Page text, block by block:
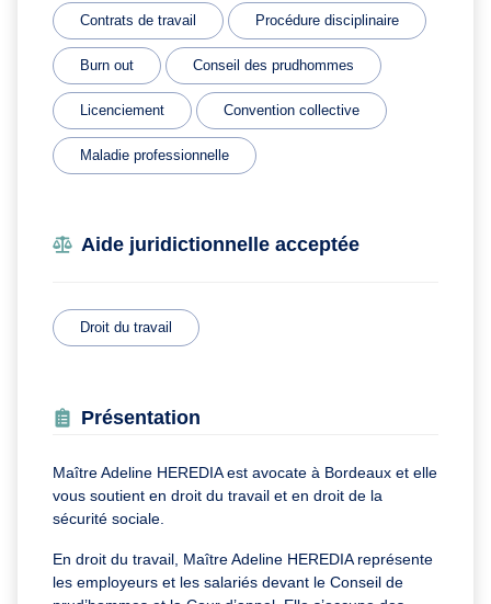
Contrats de travail Procédure disciplinaire
Burn out Conseil des prudhommes
Licenciement Convention collective
Maladie professionnelle
Aide juridictionnelle acceptée
Droit du travail
Présentation
Maître Adeline HEREDIA est avocate à Bordeaux et elle
vous soutient en droit du travail et en droit de la
sécurité sociale.
En droit du travail, Maître Adeline HEREDIA représente
les employeurs et les salariés devant le Conseil de